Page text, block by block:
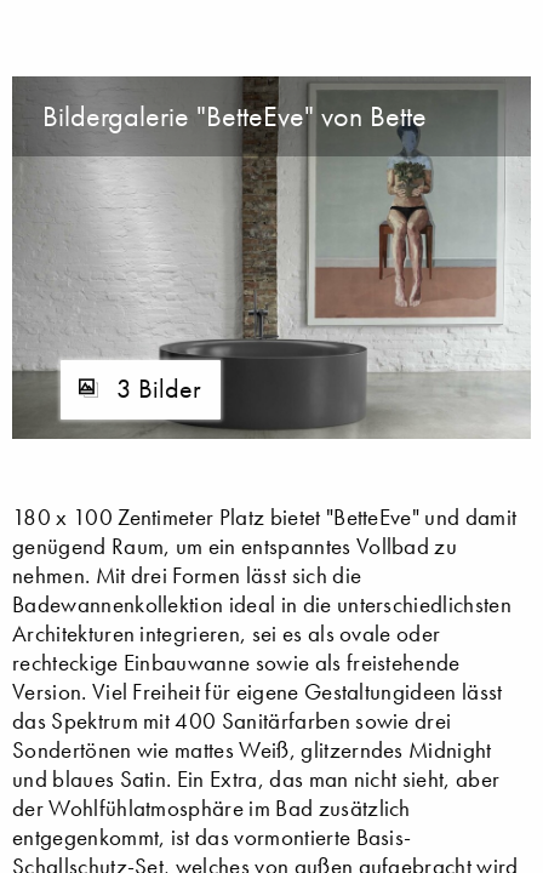
Bildergalerie "BetteEve" von Bette
3 Bilder
180 x 100 Zentimeter Platz bietet "BetteEve" und damit
genügend Raum, um ein entspanntes Vollbad zu
nehmen. Mit drei Formen lässt sich die
Badewannenkollektion ideal in die unterschiedlichsten
Architekturen integrieren, sei es als ovale oder
rechteckige Einbauwanne sowie als freistehende
Version. Viel Freiheit für eigene Gestaltungideen lässt
das Spektrum mit 400 Sanitärfarben sowie drei
Sondertönen wie mattes Weiß, glitzerndes Midnight
und blaues Satin. Ein Extra, das man nicht sieht, aber
der Wohlfühlatmosphäre im Bad zusätzlich
entgegenkommt, ist das vormontierte Basis-
Schallschutz-Set, welches von außen aufgebracht wird